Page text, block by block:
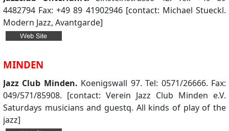
4482794 Fax: +49 89 41902946 [contact: Michael Stueckl.
Modern Jazz, Avantgarde]
MINDEN
Jazz Club Minden. Koenigswall 97. Tel: 0571/26666. Fax:
049/571/85908. [contact: Verein Jazz Club Minden e.V.
Saturdays musicians and guestq. All kinds of play of the
jazz]